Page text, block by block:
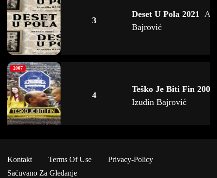
3
Deset U Pola 2021 As
Bajrović
2007
4
Teško Je Biti Fin 2007
Izudin Bajrović
Koncentriši Se, Baba
Kontakt Terms Of Use
Privacy-Policy
Saćuvano Za Gledanje